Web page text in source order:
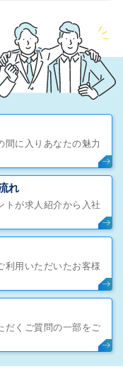
に入りあなたの魅力
れ
トが求人紹介から入社
利用いただいたお客様
だくご質問の一部をご